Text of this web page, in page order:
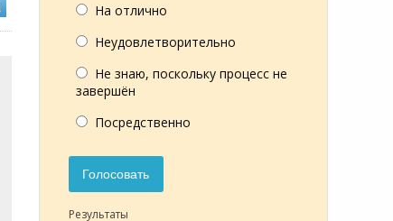
На отлично
Неудовлетворительно
Не знаю, поскольку процесс не
завершён
Посредственно
Голосовать
Результаты